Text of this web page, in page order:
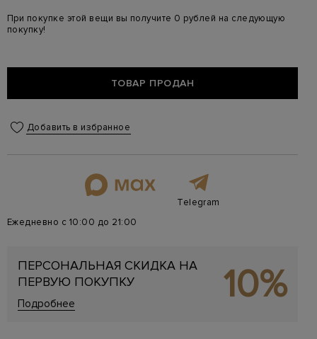
При покупке этой вещи вы получите 0 рублей на следующую
покупку!
ТОВАР ПРОДАН
Добавить в избранное
Telegram
Ежедневно с 10:00 до 21:00
ПЕРСОНАЛЬНАЯ СКИДКА НА
ПЕРВУЮ ПОКУПКУ
Подробнее 10%